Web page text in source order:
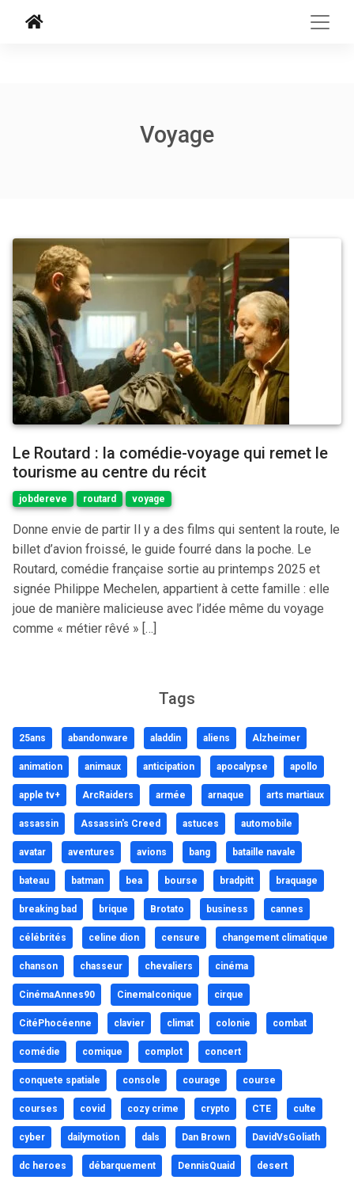
Voyage
Le Routard : la comédie-voyage qui remet le
tourisme au centre du récit
jobdereve routard voyage
Donne envie de partir Il y a des films qui sentent la route, le
billet d’avion froissé, le guide fourré dans la poche. Le
Routard, comédie française sortie au printemps 2025 et
signée Philippe Mechelen, appartient à cette famille : elle
joue de manière malicieuse avec l’idée même du voyage
comme « métier rêvé » […]
Tags
25ans abandonware aladdin aliens Alzheimer
animation animaux anticipation apocalypse apollo
apple tv+ ArcRaiders armée arnaque arts martiaux
assassin Assassin's Creed astuces automobile
avatar aventures avions bang bataille navale
bateau batman bea bourse bradpitt braquage
breaking bad brique Brotato business cannes
célébrités celine dion censure changement climatique
chanson chasseur chevaliers cinéma
CinémaAnnes90 CinemaIconique cirque
CitéPhocéenne clavier climat colonie combat
comédie comique complot concert
conquete spatiale console courage course
courses covid cozy crime crypto CTE culte
cyber dailymotion dals Dan Brown DavidVsGoliath
dc heroes débarquement DennisQuaid desert